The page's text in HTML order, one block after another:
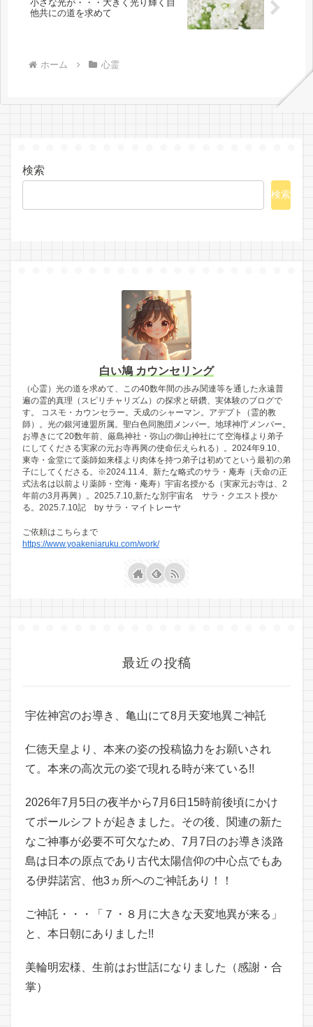
小さな光が・・・大きく光り輝く自
他共にの道を求めて
ホーム 心霊
検索
検索
白い鳩 カウンセリング
（心霊）光の道を求めて、この40数年間の歩み関連等を通した永遠普
遍の霊的真理（スピリチャリズム）の探求と研鑽、実体験のブログで
す。 コスモ・カウンセラー。天成のシャーマン。アデプト（霊的教
師）。光の銀河連盟所属。聖白色同胞団メンバー。地球神庁メンバー。
お導きにて20数年前、厳島神社・弥山の御山神社にて空海様より弟子
にしてくださる実家の元お寺再興の使命伝えられる）。2024年9.10、
東寺・金堂にて薬師如来様より肉体を持つ弟子は初めてという最初の弟
子にしてくださる。※2024.11.4、新たな略式のサラ・庵寿（天命の正
式法名は以前より薬師・空海・庵寿）宇宙名授かる（実家元お寺は、2
年前の3月再興）。2025.7.10,新たな別宇宙名 サラ・クエスト授か
る。2025.7.10記 by サラ・マイトレーヤ
ご依頼はこちらまで
https://www.yoakeniaruku.com/work/
最近の投稿
宇佐神宮のお導き、亀山にて8月天変地異ご神託
仁徳天皇より、本来の姿の投稿協力をお願いされ
て。本来の高次元の姿で現れる時が来ている!!
2026年7月5日の夜半から7月6日15時前後頃にかけ
てポールシフトが起きました。その後、関連の新た
なご神事が必要不可欠なため、7月7日のお導き淡路
島は日本の原点であり古代太陽信仰の中心点でもあ
る伊弉諾宮、他3ヵ所へのご神託あり！！
ご神託・・・「７・８月に大きな天変地異が来る」
と、本日朝にありました!!
美輪明宏様、生前はお世話になりました（感謝・合
掌）